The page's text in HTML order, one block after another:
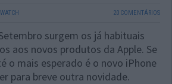
20 COMENTÁRIOS
surgem os já habituais
aos novos produtos da Apple. Se
o mais esperado é o novo iPhone
para breve outra novidade.